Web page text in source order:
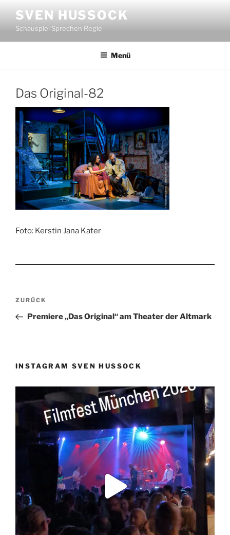
Inhalt
springen
SVEN HUSSOCK
Schauspiel Sprechen Regie
Menü
Das Original-82
Foto: Kerstin Jana Kater
Beitragsnavigation
Vorheriger
Beitrag
ZURÜCK
Premiere „Das Original“ am Theater der Altmark
INSTAGRAM SVEN HUSSOCK